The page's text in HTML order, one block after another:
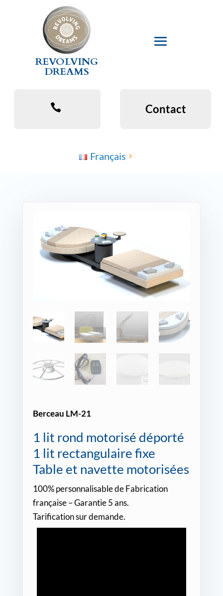
REVOLVING
DREAMS
Contact
Français
Berceau LM-21
1 lit rond motorisé déporté
1 lit rectangulaire fixe
Table et navette motorisées
100% personnalisable de Fabrication
française – Garantie 5 ans.
Tarification sur demande.